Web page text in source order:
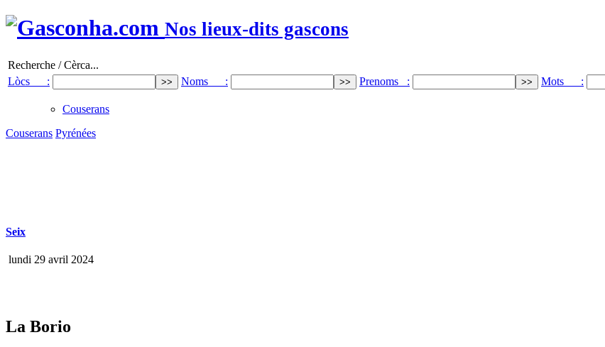
Nos lieux-dits gascons
Recherche / Cèrca...
Lòcs :
Noms : Prenoms : Mots :
Couserans
Couserans Pyrénées
Seix
lundi 29 avril 2024
La Borio